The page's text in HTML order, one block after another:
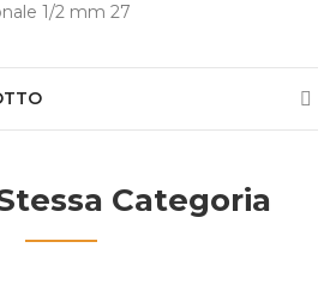
1/2 mm 27
Categoria